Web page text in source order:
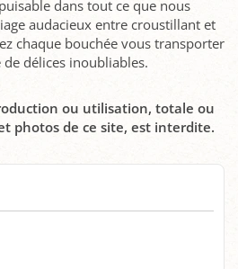
dans tout ce que nous
audacieux entre croustillant et
chaque bouchée vous transporter
délices inoubliables.
ou utilisation, totale ou
photos de ce site, est interdite.